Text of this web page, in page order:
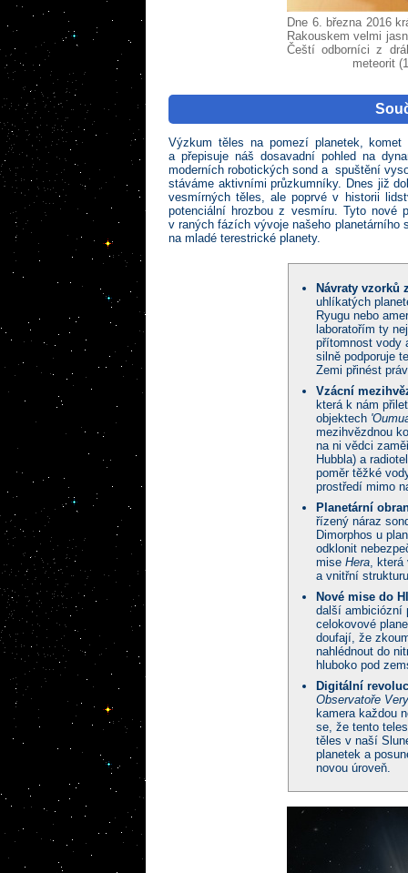
Dne 6. března 2016
Rakouskem velmi
Čeští odborníci z
meteorit
Výzkum těles na pomezí planetek,
a přepisuje náš dosavadní pohled na
moderních robotických sond a spuštění
stáváme aktivními průzkumníky. Dnes již
vesmírných těles, ale poprvé v historii
potenciální hrozbou z vesmíru. Tyto nové
v raných fázích vývoje našeho planetárního
na mladé terestrické planety.
Návraty vzorků
uhlíkatých
Ryugu nebo
laboratořím ty
přítomnost vody
silně podporuje
Zemi přinést
Vzácní
která k nám
objektech
mezihvězdnou
na ni vědci
Hubbla) a
poměr těžké
prostředí mimo
Planetární
řízený náraz
Dimorphos u
odklonit
mise Hera ,
a vnitřní
Nové mise do
další ambiciózní
celokovové
doufají, že
nahlédnout do
hluboko pod
Digitální
Observatoře
kamera každou
se, že tento
těles v naší
planetek a
novou úroveň.